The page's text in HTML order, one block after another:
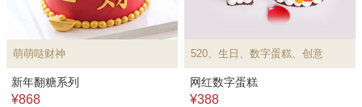
萌萌哒财神
新年翻糖系列
¥868
520、生日、数字蛋糕、创意
网红数字蛋糕
¥388